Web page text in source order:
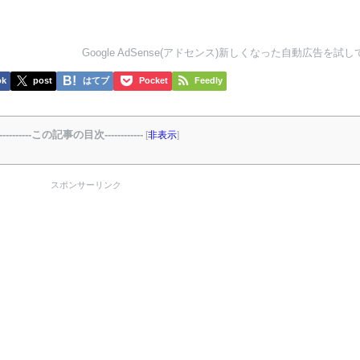
Google AdSense(アドセンス)新しくなった自動広告を試し
post はてブ Pocket Feedly
この記事の目次------------ [非表示]
スポンサーリンク